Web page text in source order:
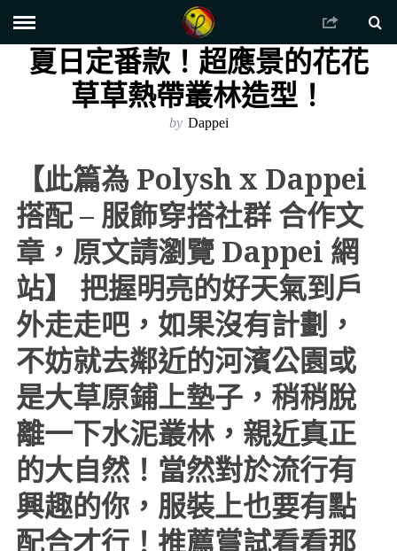
夏日定番款！超應景的花花
草草熱帶叢林造型！
by Dappei
【此篇為 Polysh x Dappei
搭配 – 服飾穿搭社群 合作文
章，原文請瀏覽 Dappei 網
站】 把握明亮的好天氣到戶
外走走吧，如果沒有計劃，
不妨就去鄰近的河濱公園或
是大草原鋪上墊子，稍稍脫
離一下水泥叢林，親近真正
的大自然！當然對於流行有
興趣的你，服裝上也要有點
配合才行！推薦嘗試看看那